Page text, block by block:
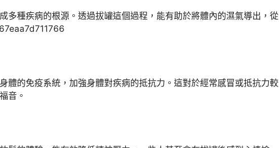
多種疾病的根源。透過拔罐這個過程，能有助於將體內的濕氣導出，從
體的免疫系統，加強身體對疾病的抵抗力。這對於經常感冒或抵抗力較
音。